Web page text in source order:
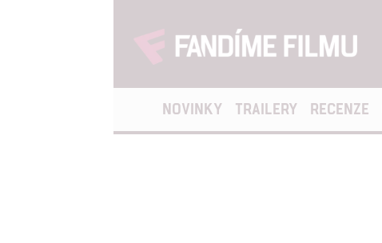
NOVINKY TRAILERY RECENZE